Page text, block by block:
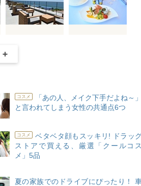
コスメ
「あの人、メイク下手だよね～」
と言われてしまう女性の共通点6つ
コスメ
ベタベタ顔もスッキリ! ドラッ
ストアで買える、厳選「クールコス
メ」5品
夏の家族でのドライブにぴったり！